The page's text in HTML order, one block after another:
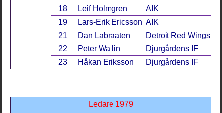
18
Leif Holmgren
AIK
19
Lars-Erik Ericsson AIK
21
Dan Labraaten
Detroit Red Wings
22
Peter Wallin
Djurgårdens IF
23
Håkan Eriksson Djurgårdens IF
Ledare 1979